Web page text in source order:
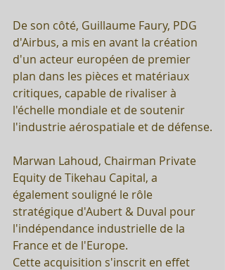
De son côté, Guillaume Faury, PDG
d'Airbus, a mis en avant la création
d'un acteur européen de premier
plan dans les pièces et matériaux
critiques, capable de rivaliser à
l'échelle mondiale et de soutenir
l'industrie aérospatiale et de défense.
Marwan Lahoud, Chairman Private
Equity de Tikehau Capital, a
également souligné le rôle
stratégique d'Aubert & Duval pour
l'indépendance industrielle de la
France et de l'Europe.
Cette acquisition s'inscrit en effet